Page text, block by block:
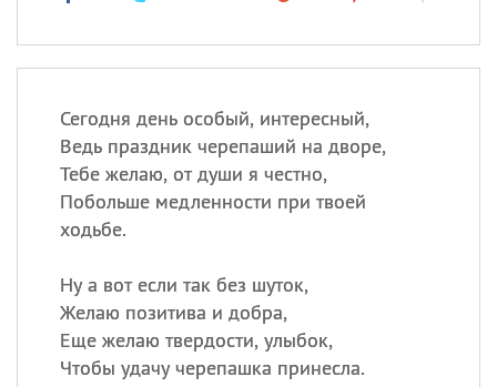
Сегодня день особый, интересный,
Ведь праздник черепаший на дворе,
Тебе желаю, от души я честно,
Побольше медленности при твоей
ходьбе.
Ну а вот если так без шуток,
Желаю позитива и добра,
Еще желаю твердости, улыбок,
Чтобы удачу черепашка принесла.